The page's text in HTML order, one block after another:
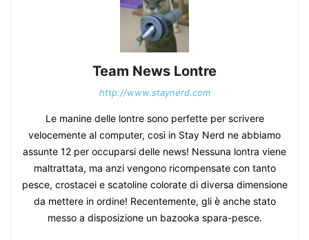
Team News Lontre
http://www.staynerd.com
Le manine delle lontre sono perfette per scrivere
velocemente al computer, così in Stay Nerd ne abbiamo
assunte 12 per occuparsi delle news! Nessuna lontra viene
maltrattata, ma anzi vengono ricompensate con tanto
pesce, crostacei e scatoline colorate di diversa dimensione
da mettere in ordine! Recentemente, gli è anche stato
messo a disposizione un bazooka spara-pesce.